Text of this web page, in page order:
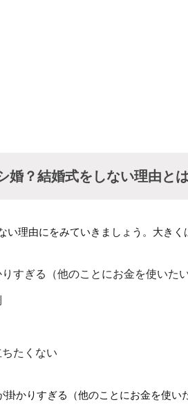
婚？結婚式をしない理由とは
い理由にをみていきましょう。大きく
すぎる（他のことにお金を使いたい
たくない
掛かりすぎる（他のことにお金を使い